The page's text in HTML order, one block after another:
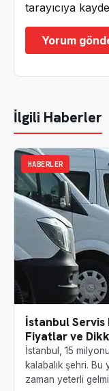
tarayıcıya
İlgili Haberler
HABERLER
İstanbul Servis
Fiyatlar ve
İstanbul, 15
kalabalık şehri.
zaman yeterli